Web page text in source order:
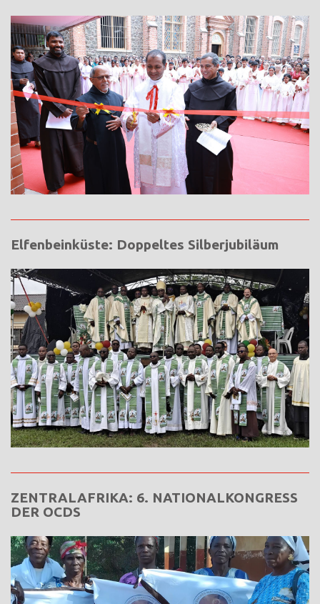
Elfenbeinküste: Doppeltes Silberjubiläum
ZENTRALAFRIKA: 6. NATIONALKONGRESS
DER OCDS